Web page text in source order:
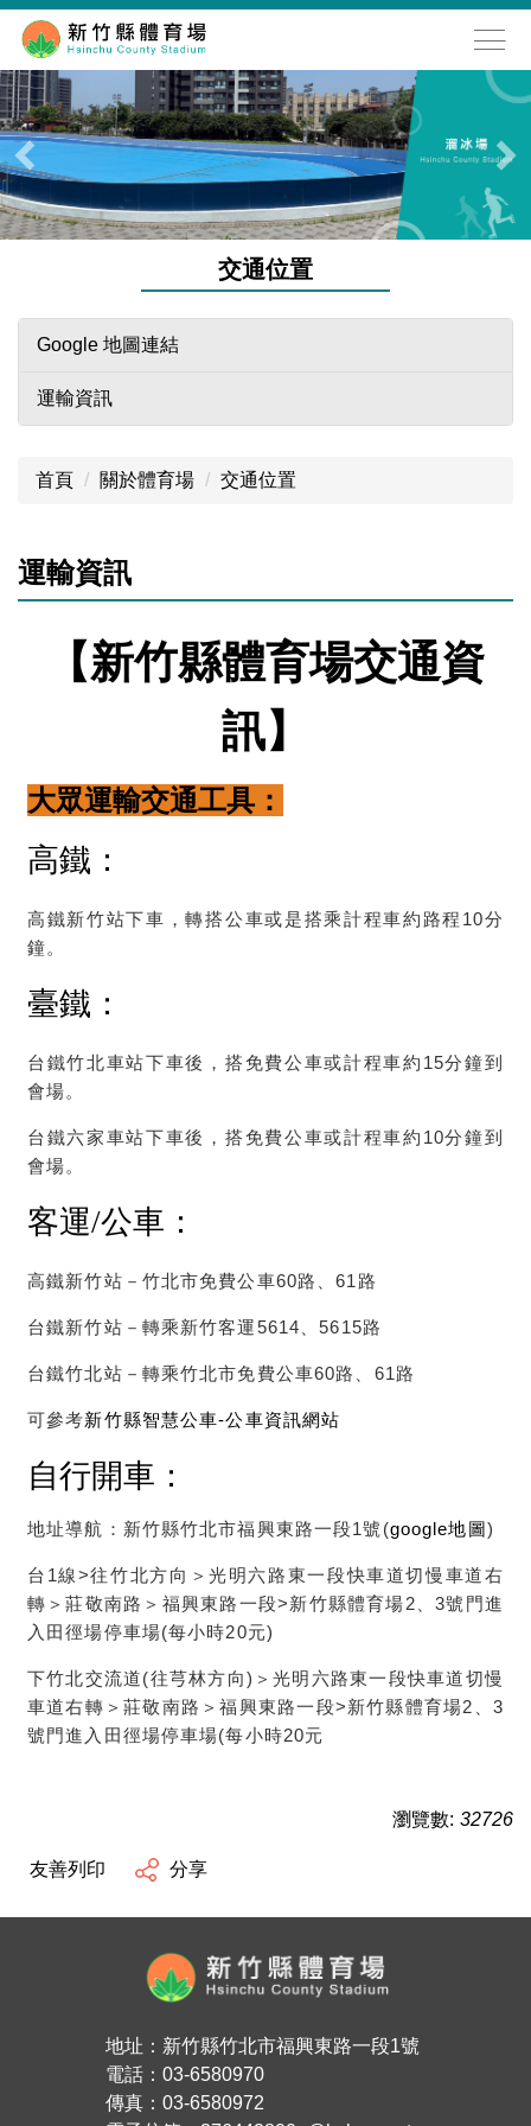
到
主
要
內
容
區
交通位置
Google 地圖連結
運輸資訊
首頁 關於體育場 交通位置
運輸資訊
【新竹縣體育場交通資
訊】
大眾運輸交通工具：
高鐵 ：
高鐵新竹站下車，轉搭公車或是搭乘計程車約路程10分
鐘。
臺鐵 ：
台鐵竹北車站下車後，搭免費公車或計程車約15分鐘到
會場。
台鐵六家車站下車後，搭免費公車或計程車約10分鐘到
會場。
客運/公車 ：
高鐵新竹站－竹北市免費公車60路、61路
台鐵新竹站－轉乘新竹客運5614、5615路
台鐵竹北站－轉乘竹北市免費公車60路、61路
可參考新竹縣智慧公車-公車資訊網站
自行開車 ：
地址導航：新竹縣竹北市福興東路一段1號(google地圖)
台1線>往竹北方向＞光明六路東一段快車道切慢車道右
轉＞莊敬南路＞福興東路一段>新竹縣體育場2、3號門進
入田徑場停車場(每小時20元)
下竹北交流道(往芎林方向)＞光明六路東一段快車道切慢
車道右轉＞莊敬南路＞福興東路一段>新竹縣體育場2、3
號門進入田徑場停車場(每小時20元
瀏覽數: 32726
友善列印 分享
地址：新竹縣竹北市福興東路一段1號
電話：03-6580970
傳真：03-6580972